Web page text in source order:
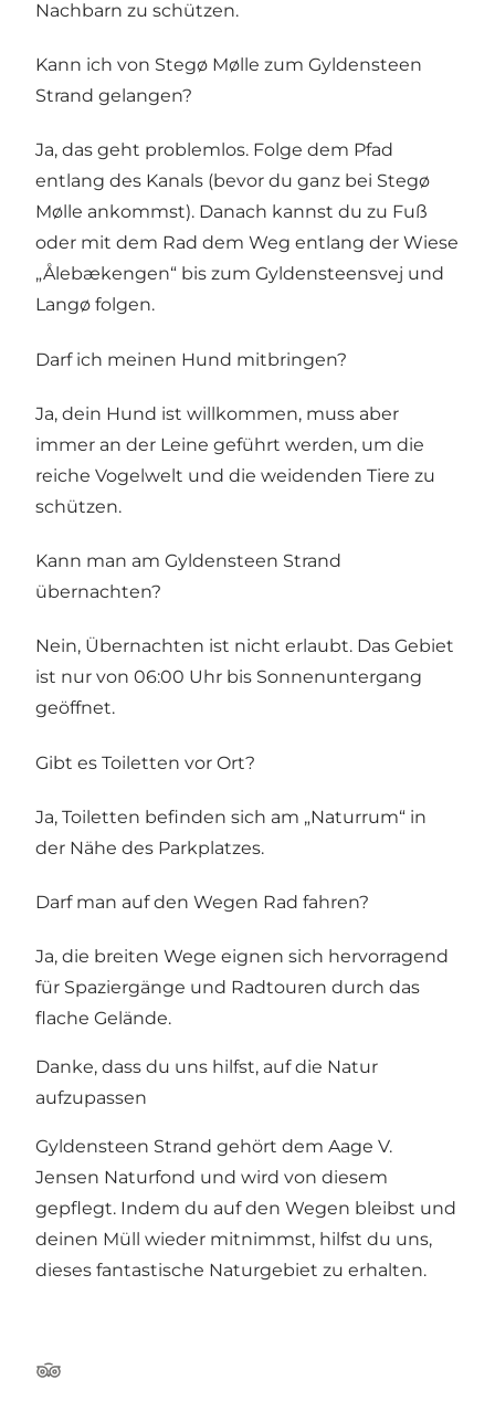
Nachbarn zu schützen.
Kann ich von Stegø Mølle zum Gyldensteen
Strand gelangen?
Ja, das geht problemlos. Folge dem Pfad
entlang des Kanals (bevor du ganz bei Stegø
Mølle ankommst). Danach kannst du zu Fuß
oder mit dem Rad dem Weg entlang der Wiese
„Ålebækengen“ bis zum Gyldensteensvej und
Langø folgen.
Darf ich meinen Hund mitbringen?
Ja, dein Hund ist willkommen, muss aber
immer an der Leine geführt werden, um die
reiche Vogelwelt und die weidenden Tiere zu
schützen.
Kann man am Gyldensteen Strand
übernachten?
Nein, Übernachten ist nicht erlaubt. Das Gebiet
ist nur von 06:00 Uhr bis Sonnenuntergang
geöffnet.
Gibt es Toiletten vor Ort?
Ja, Toiletten befinden sich am „Naturrum“ in
der Nähe des Parkplatzes.
Darf man auf den Wegen Rad fahren?
Ja, die breiten Wege eignen sich hervorragend
für Spaziergänge und Radtouren durch das
flache Gelände.
Danke, dass du uns hilfst, auf die Natur
aufzupassen
Gyldensteen Strand gehört dem Aage V.
Jensen Naturfond und wird von diesem
gepflegt. Indem du auf den Wegen bleibst und
deinen Müll wieder mitnimmst, hilfst du uns,
dieses fantastische Naturgebiet zu erhalten.
Tripadvisor